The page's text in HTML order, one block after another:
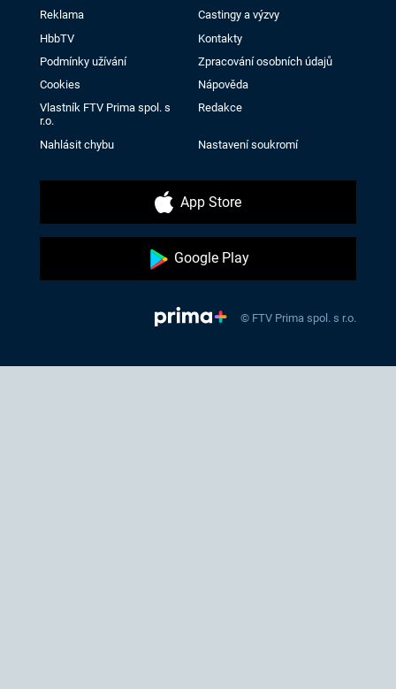
Reklama
Castingy a výzvy
HbbTV
Kontakty
Podmínky užívání
Zpracování osobních údajů
Cookies
Nápověda
Vlastník FTV Prima spol. s
r.o.
Redakce
Nahlásit chybu Nastavení soukromí
App Store
Google Play
© FTV Prima spol. s r.o.